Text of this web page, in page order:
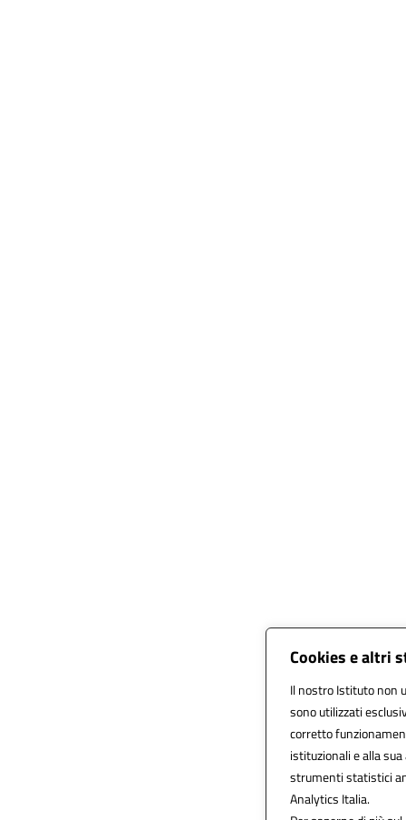
Cookies e altri
Il nostro Istituto non
sono utilizzati
corretto
istituzionali e alla
strumenti statistici
Analytics Italia.